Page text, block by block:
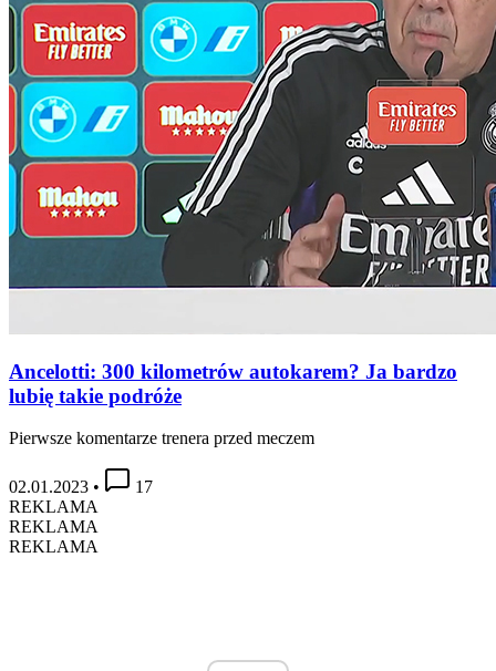
Ancelotti: 300 kilometrów autokarem? Ja bardzo
lubię takie podróże
Pierwsze komentarze trenera przed meczem
02.01.2023 •
17
REKLAMA
REKLAMA
REKLAMA